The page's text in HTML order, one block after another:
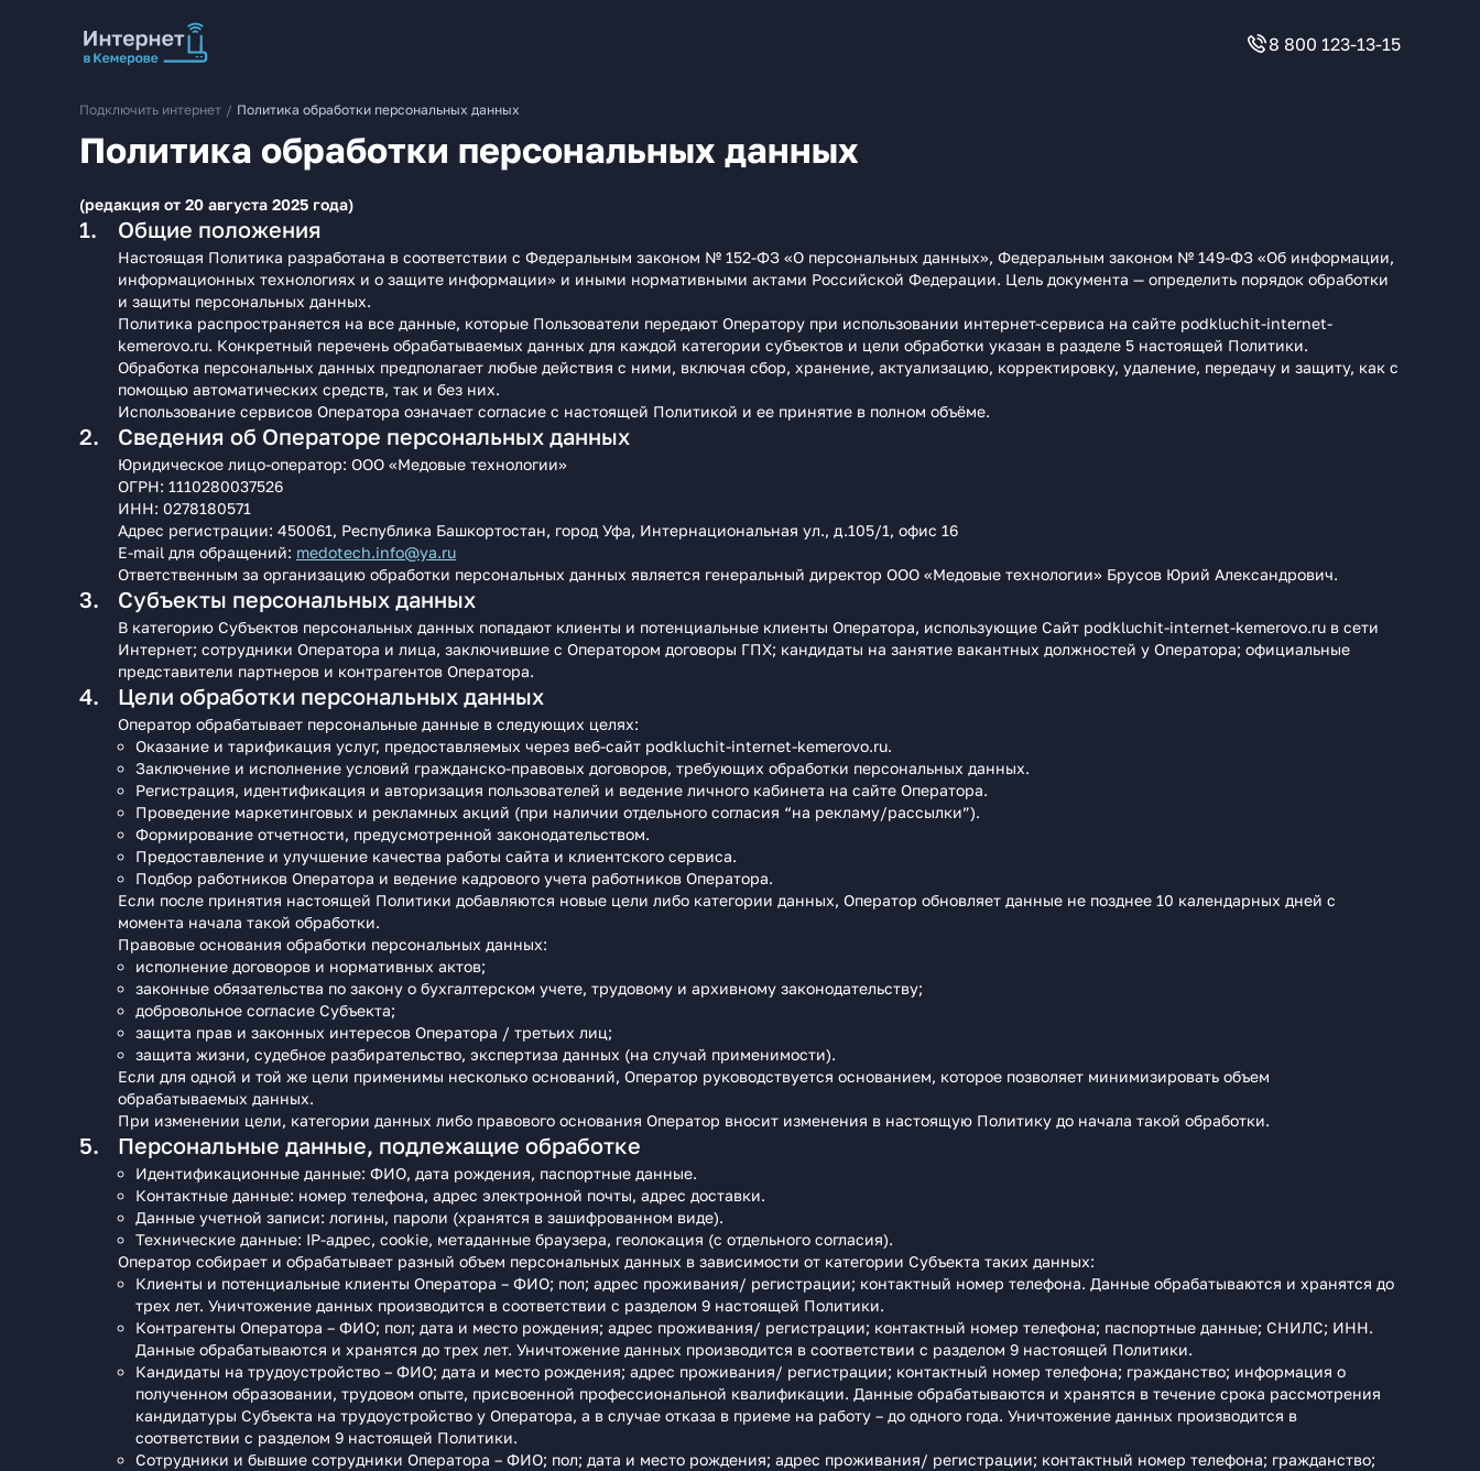
8 800 123-13-15
Подключить интернет / Политика обработки персональных данных
Политика обработки персональных данных
(редакция от 20 августа 2025 года)
Общие положения
Настоящая Политика разработана в соответствии с Федеральным законом № 152-ФЗ «О персональных данных», Федеральным законом № 149-ФЗ «Об информации,
информационных технологиях и о защите информации» и иными нормативными актами Российской Федерации. Цель документа — определить порядок обработки
и защиты персональных данных.
Политика распространяется на все данные, которые Пользователи передают Оператору при использовании интернет-сервиса на сайте podkluchit-internet-
kemerovo.ru. Конкретный перечень обрабатываемых данных для каждой категории субъектов и цели обработки указан в разделе 5 настоящей Политики.
Обработка персональных данных предполагает любые действия с ними, включая сбор, хранение, актуализацию, корректировку, удаление, передачу и защиту, как с
помощью автоматических средств, так и без них.
Использование сервисов Оператора означает согласие с настоящей Политикой и ее принятие в полном объёме.
Сведения об Операторе персональных данных
Юридическое лицо‑оператор: ООО «Медовые технологии»
ОГРН: 1110280037526
ИНН: 0278180571
Адрес регистрации: 450061, Республика Башкортостан, город Уфа, Интернациональная ул., д.105/1, офис 16
E‑mail для обращений: medotech.info@ya.ru
Ответственным за организацию обработки персональных данных является генеральный директор ООО «Медовые технологии» Брусов Юрий Александрович.
Субъекты персональных данных
В категорию Субъектов персональных данных попадают клиенты и потенциальные клиенты Оператора, использующие Сайт podkluchit-internet-kemerovo.ru в сети
Интернет; сотрудники Оператора и лица, заключившие с Оператором договоры ГПХ; кандидаты на занятие вакантных должностей у Оператора; официальные
представители партнеров и контрагентов Оператора.
Цели обработки персональных данных
Оператор обрабатывает персональные данные в следующих целях:
Оказание и тарификация услуг, предоставляемых через веб‑сайт podkluchit-internet-kemerovo.ru.
Заключение и исполнение условий гражданско-правовых договоров, требующих обработки персональных данных.
Регистрация, идентификация и авторизация пользователей и ведение личного кабинета на сайте Оператора.
Проведение маркетинговых и рекламных акций (при наличии отдельного согласия “на рекламу/рассылки”).
Формирование отчетности, предусмотренной законодательством.
Предоставление и улучшение качества работы сайта и клиентского сервиса.
Подбор работников Оператора и ведение кадрового учета работников Оператора.
Если после принятия настоящей Политики добавляются новые цели либо категории данных, Оператор обновляет данные не позднее 10 календарных дней с
момента начала такой обработки.
Правовые основания обработки персональных данных:
исполнение договоров и нормативных актов;
законные обязательства по закону о бухгалтерском учете, трудовому и архивному законодательству;
добровольное согласие Субъекта;
защита прав и законных интересов Оператора / третьих лиц;
защита жизни, судебное разбирательство, экспертиза данных (на случай применимости).
Если для одной и той же цели применимы несколько оснований, Оператор руководствуется основанием, которое позволяет минимизировать объем
обрабатываемых данных.
При изменении цели, категории данных либо правового основания Оператор вносит изменения в настоящую Политику до начала такой обработки.
Персональные данные, подлежащие обработке
Идентификационные данные: ФИО, дата рождения, паспортные данные.
Контактные данные: номер телефона, адрес электронной почты, адрес доставки.
Данные учетной записи: логины, пароли (хранятся в зашифрованном виде).
Технические данные: IP-адрес, cookie, метаданные браузера, геолокация (с отдельного согласия).
Оператор собирает и обрабатывает разный объем персональных данных в зависимости от категории Субъекта таких данных:
Клиенты и потенциальные клиенты Оператора – ФИО; пол; адрес проживания/ регистрации; контактный номер телефона. Данные обрабатываются и хранятся до
трех лет. Уничтожение данных производится в соответствии с разделом 9 настоящей Политики.
Контрагенты Оператора – ФИО; пол; дата и место рождения; адрес проживания/ регистрации; контактный номер телефона; паспортные данные; СНИЛС; ИНН.
Данные обрабатываются и хранятся до трех лет. Уничтожение данных производится в соответствии с разделом 9 настоящей Политики.
Кандидаты на трудоустройство – ФИО; дата и место рождения; адрес проживания/ регистрации; контактный номер телефона; гражданство; информация о
полученном образовании, трудовом опыте, присвоенной профессиональной квалификации. Данные обрабатываются и хранятся в течение срока рассмотрения
кандидатуры Субъекта на трудоустройство у Оператора, а в случае отказа в приеме на работу – до одного года. Уничтожение данных производится в
соответствии с разделом 9 настоящей Политики.
Сотрудники и бывшие сотрудники Оператора – ФИО; пол; дата и место рождения; адрес проживания/ регистрации; контактный номер телефона; гражданство;